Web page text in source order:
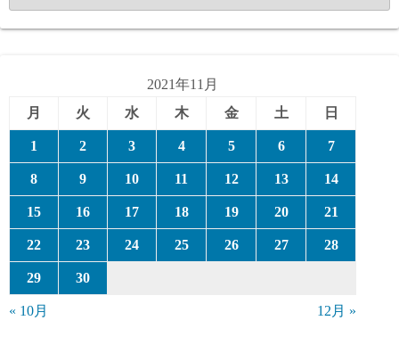
テ
ゴ
2021年11月
月
火 水 木 金 土 日
1 2 3 4 5 6 7
8 9 10 11 12 13 14
15 16 17 18 19 20 21
22 23 24 25 26 27 28
29 30
« 10月 12月 »